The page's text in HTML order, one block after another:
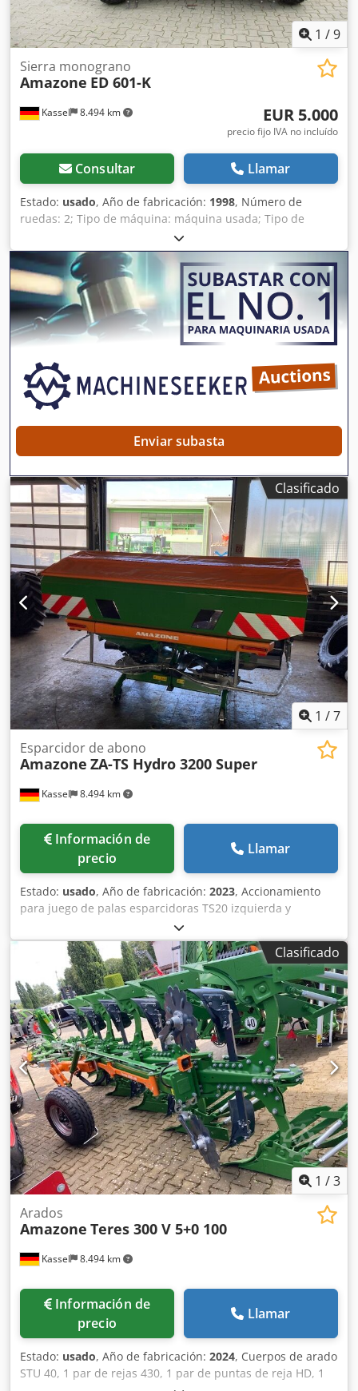
1 /9
Kassel 8.494 km
Sierra monograno
Amazone ED 601-K
EUR 5.000
precio fijo IVA no incluído
Consultar Llamar
Estado: usado, Año de fabricación: 1998, Número de
ruedas: 2; Tipo de máquina: máquina usada; Tipo de
bastidor: montaje; Sistema de fertilización / sinfín de
fertilizante / Dwodpfx Ajr Ncfqscmoa
Enviar subasta
Clasificado
1 /7
Kassel 8.494 km
Esparcidor de abono
Amazone ZA-TS Hydro 3200 Super
Información de
precio
Llamar
Estado: usado, Año de fabricación: 2023, Accionamiento
para juego de palas esparcidoras TS20 izquierda y
derecha, accionamiento hidráulico izquierda y derecha
con Auto TS y FlowControl, disco principal izquierda y
derecha con AutoTS, barra de protección tubular,
dispositivo de rodillo y estacionamiento abatible,
iluminación de trabajo, sensor de inclinación para sistema
de pesaje, 16 unidades EasyCheck. Dwjdpfst A Tzwox
Acmea
Clasificado
1 /3
Kassel 8.494 km
Arados
Amazone Teres 300 V 5+0 100
Información de
precio
Llamar
Estado: usado, Año de fabricación: 2024, Cuerpos de arado
STU 40, 1 par de rejas 430, 1 par de puntas de reja HD, 1